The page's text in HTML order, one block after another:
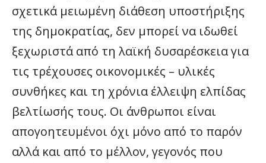
σχετικά μειωμένη διάθεση υποστήριξης
της δημοκρατίας, δεν μπορεί να ιδωθεί
ξεχωριστά από τη λαϊκή δυσαρέσκεια για
τις τρέχουσες οικονομικές – υλικές
συνθήκες και τη χρόνια έλλειψη ελπίδας
βελτίωσής τους. Οι άνθρωποι είναι
απογοητευμένοι όχι μόνο από το παρόν
αλλά και από το μέλλον, γεγονός που